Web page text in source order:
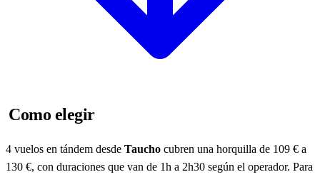
Como elegir
4 vuelos en tándem desde Taucho cubren una horquilla de 109 € a
130 €, con duraciones que van de 1h a 2h30 según el operador. Para